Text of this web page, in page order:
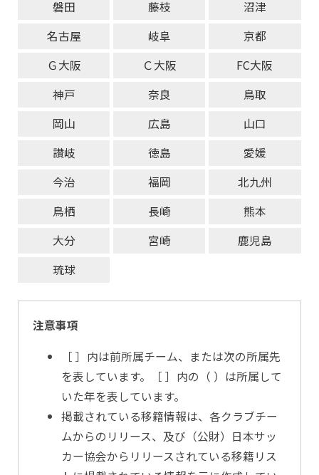
磐田
藤枝
沼津
名古屋
岐阜
京都
Ｇ大阪
Ｃ大阪
FC大阪
神戸
奈良
鳥取
岡山
広島
山口
讃岐
徳島
愛媛
今治
福岡
北九州
鳥栖
長崎
熊本
大分
宮崎
鹿児島
琉球
注意事項
［ ］内は前所属チーム、または次の所属先
を表しています。［ ］内の（ ）は所属して
いた年を表しています。
掲載されている移籍情報は、各クラブチー
ムからのリリース、及び（公財）日本サッ
カー協会からリリースされている移籍リス